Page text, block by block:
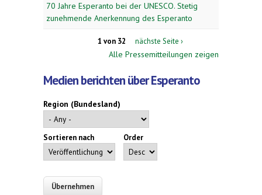
70 Jahre Esperanto bei der UNESCO. Stetig
zunehmende Anerkennung des Esperanto
1 von 32 nächste Seite ›
Alle Pressemitteilungen zeigen
Medien berichten über Esperanto
Region (Bundesland)
Sortieren nach Order